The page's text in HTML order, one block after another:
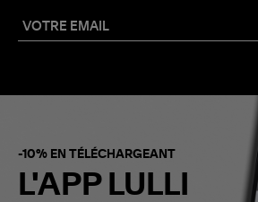
-10% EN TÉLÉCHARGEANT
L'APP LULLI